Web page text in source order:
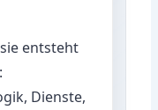
entsteht
Dienste,